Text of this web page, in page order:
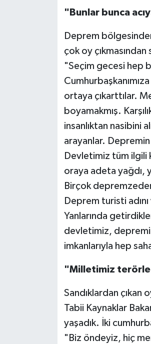
"Bunlar bunca
Deprem
çok oy
"Seçim gecesi hep
ortaya çıkarttılar.
boyamakmış.
insanlıktan nasibini
arayanlar.
Devletimiz tüm ilgili
oraya adeta yağdı,
Birçok
Deprem turisti
Yanlarında
devletimiz,
imkanlarıyla hep
"Milletimiz terörle
Sandıklardan çıkan
Tabii Kaynaklar
yaşadık. İki
"Biz öndeyiz, hiç